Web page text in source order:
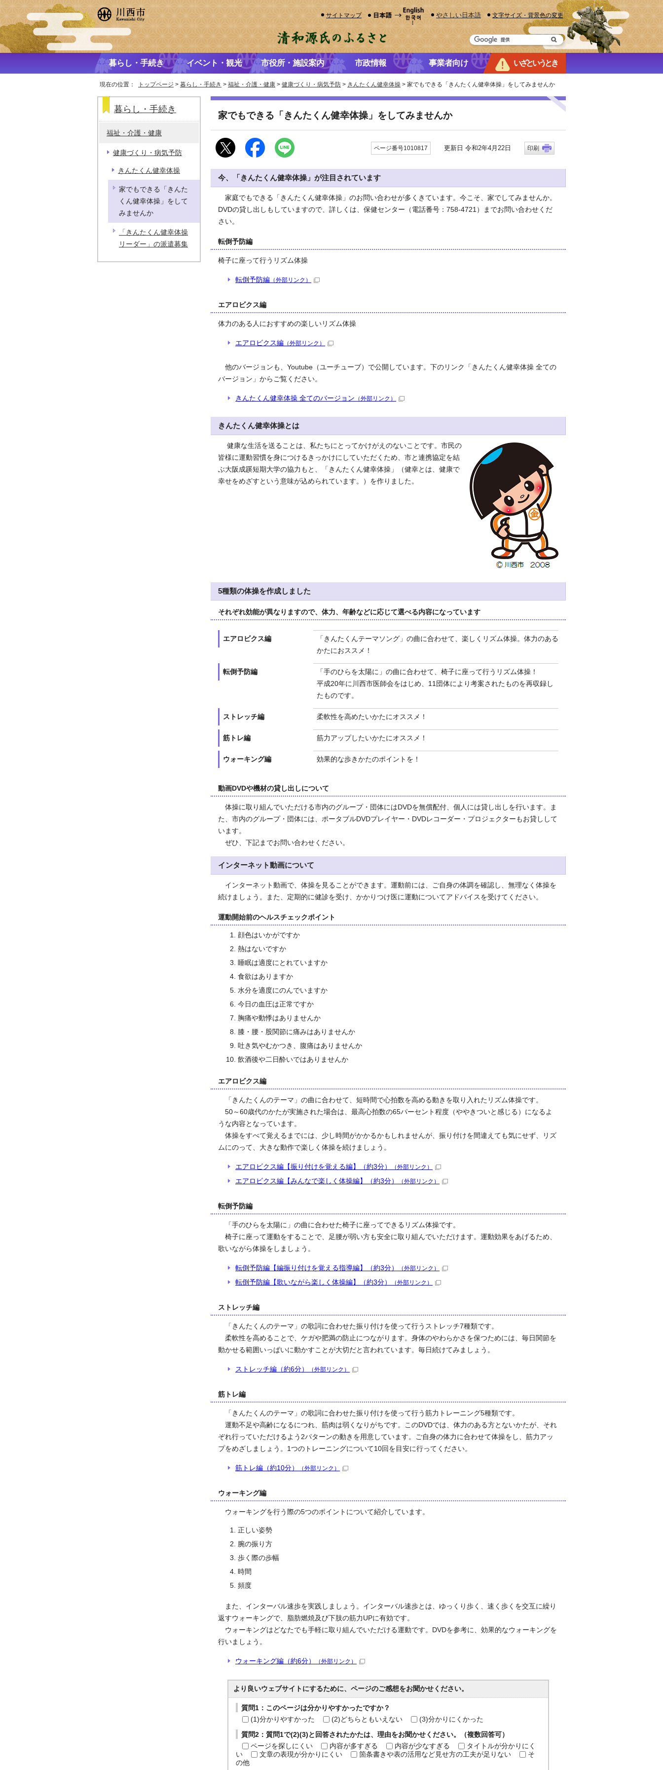
サイトマップ やさしい日本語 文字サイズ・背景色の変更
暮らし・手続き イベント・観光 市役所・施設案内 市政情報 事業者向け いざというとき
現在の位置： トップページ > 暮らし・手続き > 福祉・介護・健康 > 健康づくり・病気予防 > きんたくん健幸体操 > 家でもできる「きんたくん健幸体操」をしてみませんか
家でもできる「きんたくん健幸体操」をしてみませんか
ページ番号1010817 更新日 令和2年4月22日 印刷
今、「きんたくん健幸体操」が注目されています
家庭でもできる「きんたくん健幸体操」のお問い合わせが多くきています。今こそ、家でしてみませんか。
DVDの貸し出しもしていますので、詳しくは、保健センター（電話番号：758-4721）までお問い合わせくだ
さい。
転倒予防編
椅子に座って行うリズム体操
転倒予防編 （外部リンク）
エアロビクス編
体力のある人におすすめの楽しいリズム体操
エアロビクス編 （外部リンク）
他のバージョンも、Youtube（ユーチューブ）で公開しています。下のリンク「きんたくん健幸体操 全ての
バージョン」からご覧ください。
きんたくん健幸体操 全てのバージョン （外部リンク）
きんたくん健幸体操とは
健康な生活を送ることは、私たちにとってかけがえのないことです。市民の
皆様に運動習慣を身につけるきっかけにしていただくため、市と連携協定を結
ぶ大阪成蹊短期大学の協力もと、「きんたくん健幸体操」（健幸とは、健康で
幸せをめざすという意味が込められています。）を作りました。
5種類の体操を作成しました
それぞれ効能が異なりますので、体力、年齢などに応じて選べる内容になっています
エアロビクス編
「きんたくんテーマソング」の曲に合わせて、楽しくリズム体操。体力のある
かたにおススメ！
転倒予防編
「手のひらを太陽に」の曲に合わせて、椅子に座って行うリズム体操！
平成20年に川西市医師会をはじめ、11団体により考案されたものを再収録し
たものです。
ストレッチ編 柔軟性を高めたいかたにオススメ！
筋トレ編 筋力アップしたいかたにオススメ！
ウォーキング編 効果的な歩きかたのポイントを！
動画DVDや機材の貸し出しについて
体操に取り組んでいただける市内のグループ・団体にはDVDを無償配付、個人には貸し出しを行います。ま
た、市内のグループ・団体には、ポータブルDVDプレイヤー・DVDレコーダー・プロジェクターもお貸しして
います。
ぜひ、下記までお問い合わせください。
インターネット動画について
インターネット動画で、体操を見ることができます。運動前には、ご自身の体調を確認し、無理なく体操を
続けましょう。また、定期的に健診を受け、かかりつけ医に運動についてアドバイスを受けてください。
運動開始前のヘルスチェックポイント
顔色はいかがですか
熱はないですか
睡眠は適度にとれていますか
食欲はありますか
水分を適度にのんでいますか
今日の血圧は正常ですか
胸痛や動悸はありませんか
膝・腰・股関節に痛みはありませんか
吐き気やむかつき、腹痛はありませんか
飲酒後や二日酔いではありませんか
エアロビクス編
「きんたくんのテーマ」の曲に合わせて、短時間で心拍数を高める動きを取り入れたリズム体操です。
50～60歳代のかたが実施された場合は、最高心拍数の65パーセント程度（ややきついと感じる）になるよ
うな内容となっています。
体操をすべて覚えるまでには、少し時間がかかるかもしれませんが、振り付けを間違えても気にせず、リズ
ムにのって、大きな動作で楽しく体操を続けましょう。
エアロビクス編【振り付けを覚える編】（約3分） （外部リンク）
エアロビクス編【みんなで楽しく体操編】（約3分） （外部リンク）
転倒予防編
「手のひらを太陽に」の曲に合わせた椅子に座ってできるリズム体操です。
椅子に座って運動をすることで、足腰が弱い方も安全に取り組んでいただけます。運動効果をあげるため、
歌いながら体操をしましょう。
転倒予防編【編振り付けを覚える指導編】（約3分） （外部リンク）
転倒予防編【歌いながら楽しく体操編】（約3分） （外部リンク）
ストレッチ編
「きんたくんのテーマ」の歌詞に合わせた振り付けを使って行うストレッチ7種類です。
柔軟性を高めることで、ケガや肥満の防止につながります。身体のやわらかさを保つためには、毎日関節を
動かせる範囲いっぱいに動かすことが大切だと言われています。毎日続けてみましょう。
ストレッチ編（約6分） （外部リンク）
筋トレ編
「きんたくんのテーマ」の歌詞に合わせた振り付けを使って行う筋力トレーニング5種類です。
運動不足や高齢になるにつれ、筋肉は弱くなりがちです。このDVDでは、体力のある方とないかたが、それ
ぞれ行っていただけるよう2パターンの動きを用意しています。ご自身の体力に合わせて体操をし、筋力アッ
プをめざしましょう。1つのトレーニングについて10回を目安に行ってください。
筋トレ編（約10分） （外部リンク）
ウォーキング編
ウォーキングを行う際の5つのポイントについて紹介しています。
正しい姿勢
腕の振り方
歩く際の歩幅
時間
頻度
また、インターバル速歩を実践しましょう。インターバル速歩とは、ゆっくり歩く、速く歩くを交互に繰り
返すウォーキングで、脂肪燃焼及び下肢の筋力UPに有効です。
ウォーキングはどなたでも手軽に取り組んでいただける運動です。
DVDを参考に、効果的なウォーキングを
行いましょう。
ウォーキング編（約6分） （外部リンク）
より良いウェブサイトにするために、ページのご感想をお聞かせください。
質問1：このページは分かりやすかったですか？
(1)分かりやすかった
(2)どちらともいえない (3)分かりにくかった
質問2：質問1で(2)(3)と回答されたかたは、理由をお聞かせください。（複数回答可）
ページを探しにくい
内容が多すぎる 内容が少なすぎる
タイトルが分かりにく
い
文章の表現が分かりにくい 箇条書きや表の活用など見せ方の工夫が足りない
そ
の他
暮らし・手続き
福祉・介護・健康
健康づくり・病気予防
きんたくん健幸体操
家でもできる「きんた
くん健幸体操」をして
みませんか
「きんたくん健幸体操
リーダー」の派遣募集